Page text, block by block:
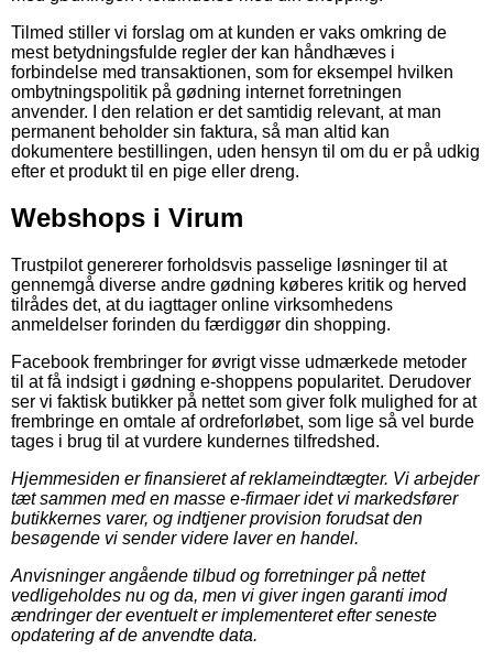
Tilmed stiller vi forslag om at kunden er vaks omkring de
mest betydningsfulde regler der kan håndhæves i
forbindelse med transaktionen, som for eksempel hvilken
ombytningspolitik på gødning internet forretningen
anvender. I den relation er det samtidig relevant, at man
permanent beholder sin faktura, så man altid kan
dokumentere bestillingen, uden hensyn til om du er på udkig
efter et produkt til en pige eller dreng.
Webshops i Virum
Trustpilot genererer forholdsvis passelige løsninger til at
gennemgå diverse andre gødning køberes kritik og herved
tilrådes det, at du iagttager online virksomhedens
anmeldelser forinden du færdiggør din shopping.
Facebook frembringer for øvrigt visse udmærkede metoder
til at få indsigt i gødning e-shoppens popularitet. Derudover
ser vi faktisk butikker på nettet som giver folk mulighed for at
frembringe en omtale af ordreforløbet, som lige så vel burde
tages i brug til at vurdere kundernes tilfredshed.
Hjemmesiden er finansieret af reklameindtægter. Vi arbejder
tæt sammen med en masse e-firmaer idet vi markedsfører
butikkernes varer, og indtjener provision forudsat den
besøgende vi sender videre laver en handel.
Anvisninger angående tilbud og forretninger på nettet
vedligeholdes nu og da, men vi giver ingen garanti imod
ændringer der eventuelt er implementeret efter seneste
opdatering af de anvendte data.